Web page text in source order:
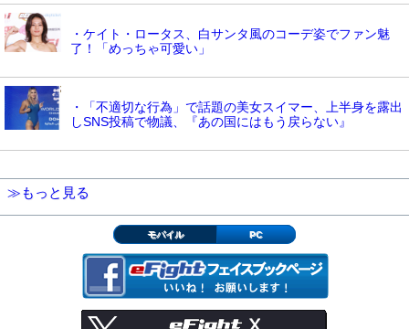
・ケイト・ロータス、白サンタ風のコーデ姿でファン魅
了！「めっちゃ可愛い」
・「不適切な行為」で話題の美女スイマー、上半身を露出
しSNS投稿で物議、『あの国にはもう戻らない』
≫もっと見る
モバイル PC